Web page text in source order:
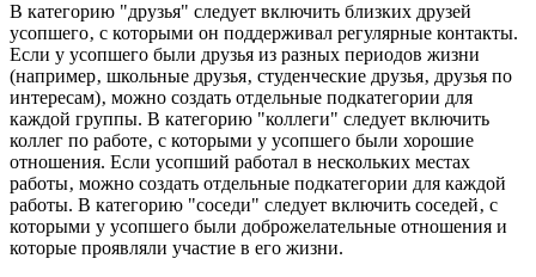
В категорию "друзья" следует включить близких друзей
усопшего‚ с которыми он поддерживал регулярные контакты.
Если у усопшего были друзья из разных периодов жизни
(например‚ школьные друзья‚ студенческие друзья‚ друзья по
интересам)‚ можно создать отдельные подкатегории для
каждой группы. В категорию "коллеги" следует включить
коллег по работе‚ с которыми у усопшего были хорошие
отношения. Если усопший работал в нескольких местах
работы‚ можно создать отдельные подкатегории для каждой
работы. В категорию "соседи" следует включить соседей‚ с
которыми у усопшего были доброжелательные отношения и
которые проявляли участие в его жизни.